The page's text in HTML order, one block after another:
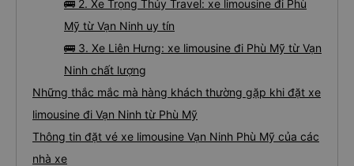
🚌 2. Xe Trọng Thủy Travel: xe limousine đi Phù
Mỹ từ Vạn Ninh uy tín
🚌 3. Xe Liên Hưng: xe limousine đi Phù Mỹ từ Vạn
Ninh chất lượng
Những thắc mắc mà hàng khách thường gặp khi đặt xe
limousine đi Vạn Ninh từ Phù Mỹ
Thông tin đặt vé xe limousine Vạn Ninh Phù Mỹ của các
nhà xe